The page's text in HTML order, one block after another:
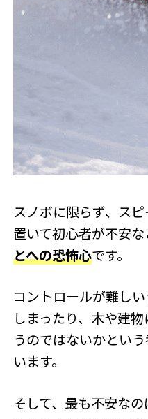
スノボに限らず、ス
置いて初心者が不安
とへの恐怖心です。
コントロールが難し
しまったり、木や建
うのではないかとい
います。
そして、最も不安な